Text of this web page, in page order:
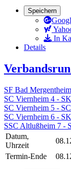
Speichern
In
Details
SF Bad
SC Viernheim 4 -
SC Viernheim 5 -
SC Viernheim 6 -
SSC Altlußheim 7 -
Datum,
Uhrzeit
Termin-Ende